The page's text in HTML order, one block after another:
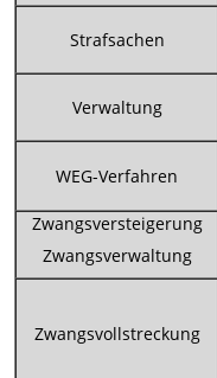
Strafsachen
Verwaltung
WEG-Verfahren
Zwangsversteigerung
Zwangsverwaltung
Zwangsvollstreckung